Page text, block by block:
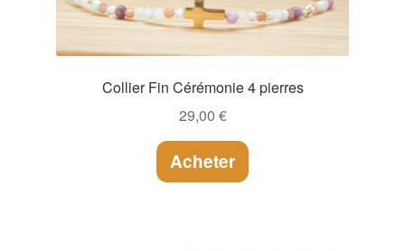
Collier Fin Cérémonie 4 pierres
29,00 €
Acheter